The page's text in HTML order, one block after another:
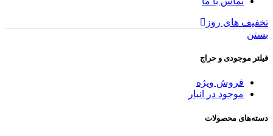
تخفیف های روز
بستن
فیلتر موجودی و حراج
فروش ویژه
موجود در انبار
دسته‌های محصولات